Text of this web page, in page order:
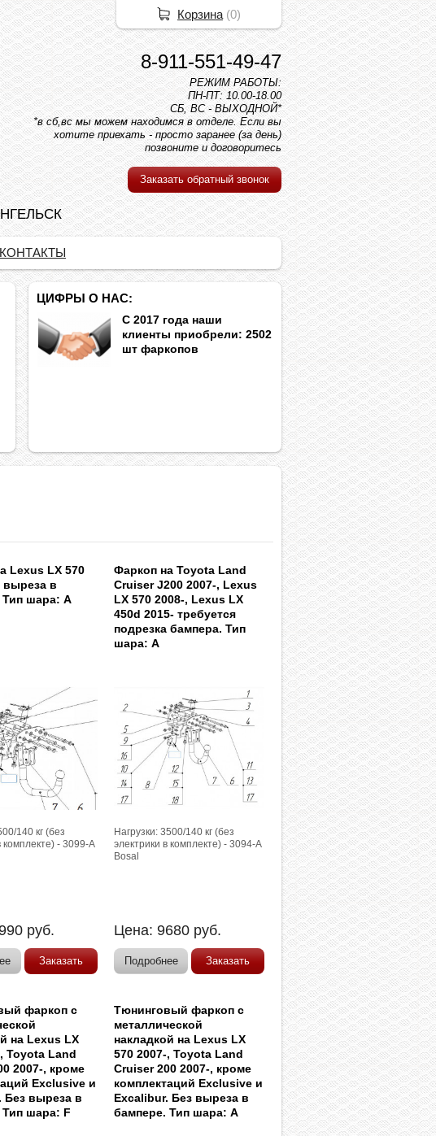
8-911-551-49-47
РЕЖИМ РАБОТЫ:
ПН-ПТ: 10.00-18.00
СБ, ВС - ВЫХОДНОЙ*
*в сб,вс мы можем находимся в отделе. Если вы
хотите приехать - просто заранее (за день)
позвоните и договоритесь
Заказать обратный звонок
КОНТАКТЫ
ЦИФРЫ О НАС:
С 2017 года наши
клиенты приобрели: 2502
шт фаркопов
Lexus LX 570
выреза в
Тип шара: A
140 кг (без
комплекте) - 3099-A
руб.
Заказать
Фаркоп на Toyota Land
Cruiser J200 2007-, Lexus
LX 570 2008-, Lexus LX
450d 2015- требуется
подрезка бампера. Тип
шара: A
Нагрузки: 3500/140 кг (без
электрики в комплекте) - 3094-A
Bosal
Цена:9680 руб.
Подробнее Заказать
фаркоп с
на Lexus LX
Toyota Land
2007-, кроме
Exclusive и
Без выреза в
шара: F
Тюнинговый фаркоп с
металлической
накладкой на Lexus LX
570 2007-, Toyota Land
Cruiser 200 2007-, кроме
комплектаций Exclusive и
Excalibur. Без выреза в
бампере. Тип шара: A
Корзина (0)